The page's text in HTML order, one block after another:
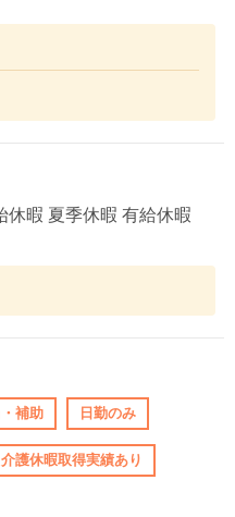
休暇 夏季休暇 有給休暇
補助 日勤のみ
護休暇取得実績あり